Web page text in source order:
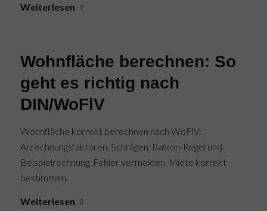
Weiterlesen
Wohnfläche berechnen: So
geht es richtig nach
DIN/WoFlV
Wohnfläche korrekt berechnen nach WoFlV:
Anrechnungsfaktoren, Schrägen, Balkon-Regel und
Beispielrechnung. Fehler vermeiden, Miete korrekt
bestimmen.
Weiterlesen